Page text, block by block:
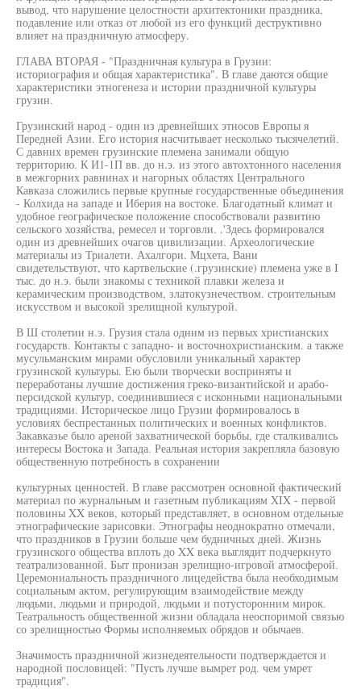
вывод, что нарушение целостности архитектоники праздника,
подавление или отказ от любой из его функций деструктивно
влияет на праздничную атмосферу.
ГЛАВА ВТОРАЯ - "Праздничная культура в Грузии:
историография и общая характеристика". В главе даются общие
характеристики этногенеза и истории праздничной культуры
грузин.
Грузинский народ - один из древнейших этносов Европы я
Передней Азии. Его история насчитывает несколько тысячелетий.
С давних времен грузинские племена занимали общую
территорию. К И1-1П вв. до н.э. из этого автохтонного населения
в межгорних равнинах и нагорных областях Центрального
Кавказа сложились первые крупные государственные объединения
- Колхида на западе и Иберия на востоке. Благодатный климат и
удобное географическое положение способствовали развитию
сельского хозяйства, ремесел и торговли. .'Здесь формировался
один из древнейших очагов цивилизации. Археологические
материалы из Триалети. Ахалгори. Мцхета, Вани
свидетельствуют, что картвельские (.грузинские) племена уже в I
тыс. до н.э. были знакомы с техникой плавки железа и
керамическим производством, златокузнечеством. строительным
искусством и высокой зрелищной культурой.
В Ш столетии н.э. Грузия стала одним из первых христианских
государств. Контакты с западно- и восточнохристианским. а также
мусульманским мирами обусловили уникальный характер
грузинской культуры. Ею были творчески восприняты и
переработаны лучшие достижения греко-византийской и арабо-
персидской культур, соединившиеся с исконными национальными
традициями. Историческое лицо Грузии формировалось в
условиях беспрестанных политических и военных конфликтов.
Закавказье было ареной захватнической борьбы, где сталкивались
интересы Востока и Запада. Реальная история закрепляла базовую
общественную потребность в сохранении
культурных ценностей. В главе рассмотрен основной фактический
материал по журнальным и газетным публикациям XIX - первой
половины XX веков, который представляет, в основном отдельные
этнографические зарисовки. Этнографы неоднократно отмечали,
что праздников в Грузии больше чем будничных дней. Жизнь
грузинского общества вплоть до XX века выглядит подчеркнуто
театрализованной. Быт пронизан зрелищно-игровой атмосферой.
Церемониальность праздничного лицедейства была необходимым
социальным актом, регулирующим взаимодействие между
людьми, людьми и природой, людьми и потусторонним мирок.
Театральность общественной жизни обладала неоспоримой связью
со зрелищностью Формы исполняемых обрядов и обычаев.
Значимость праздничной жизнедеятельности подтверждается и
народной пословицей: "Пусть лучше вымрет род. чем умрет
традиция".